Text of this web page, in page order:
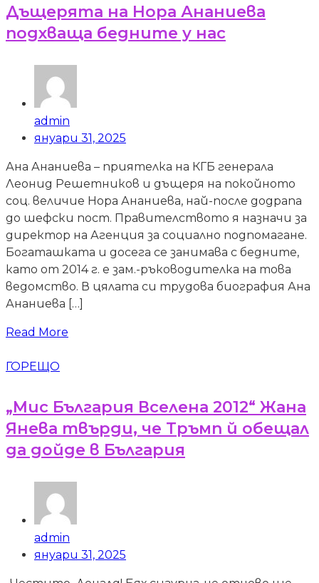
Дъщерята на Нора Ананиева
подхваща бедните у нас
admin
януари 31, 2025
Ана Ананиева – приятелка на КГБ генерала
Леонид Решетников и дъщеря на покойното
соц. величие Нора Ананиева, най-после додрапа
до шефски пост. Правителството я назначи за
директор на Агенция за социално подпомагане.
Богаташката и досега се занимава с бедните,
като от 2014 г. е зам.-ръководителка на това
ведомство. В цялата си трудова биография Ана
Ананиева […]
Read More
ГОРЕЩО
„Мис България Вселена 2012“ Жана
Янева твърди, че Тръмп й обещал
да дойде в България
admin
януари 31, 2025